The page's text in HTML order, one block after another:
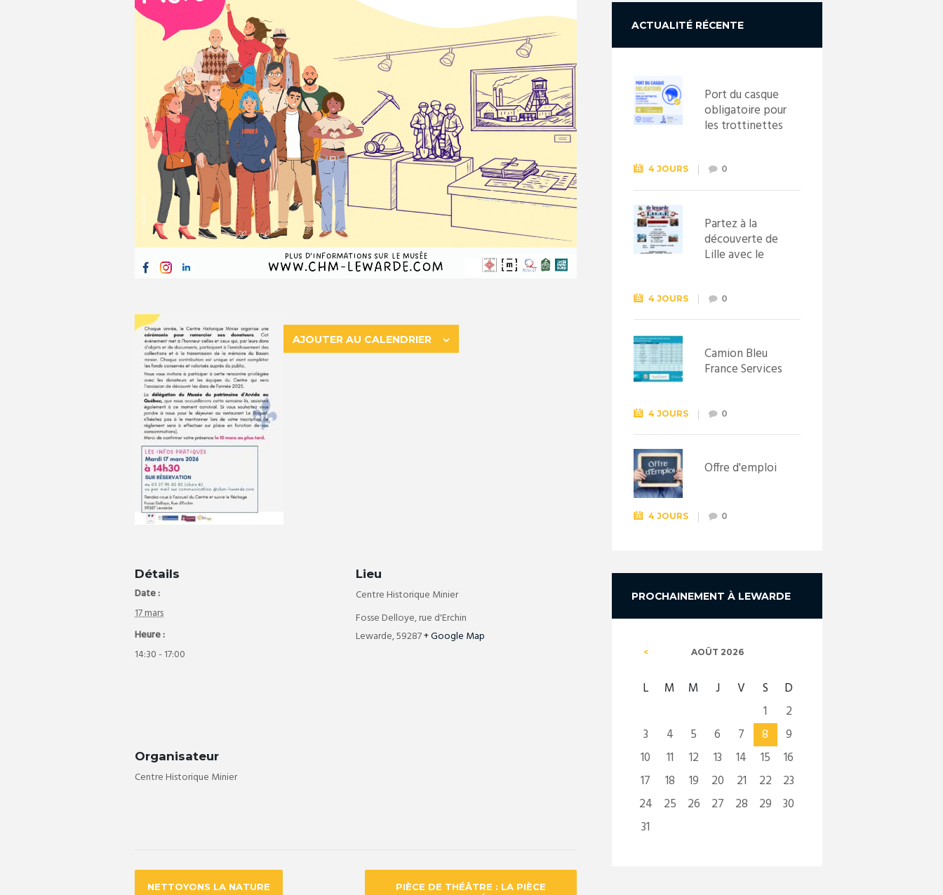
AJOUTER AU CALENDRIER
Détails
Date :
17 mars
Heure :
14:30 - 17:00
Organisateur
Centre Historique Minier
Lieu
Centre Historique Minier
Fosse Delloye, rue d'Erchin
Lewarde,59287+ Google Map
NETTOYONS LA NATURE
PIÈCE DE THÉÂTRE : LA PIÈCE
ACTUALITÉ RÉCENTE
Port du casque
obligatoire pour
les trottinettes
septembre
2026
4 JOURS 0
Partez à la
découverte de
Lille avec le
Lewarde, le 26
septembre !
4 JOURS 0
Camion Bleu
France Services
4 JOURS 0
Offre d'emploi
4 JOURS 0
PROCHAINEMENT À LEWARDE
AOÛT 2026
L M M J V S
D
1
2
3
4 5 6 7 8
9
10
11 12 13 14 15
16
17
18 19 20 21 22
23
24
25 26 27 28 29
30
31